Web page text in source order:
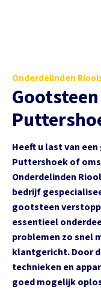
Onderdelinden
Heeft u last van
Puttershoek of
Onderdelinden
bedrijf
gootsteen
essentieel
problemen zo snel
klantgericht. Door
technieken en
goed mogelijk